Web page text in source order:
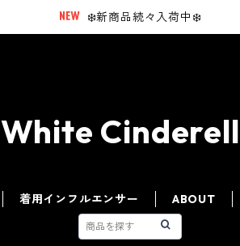
❄️新商品続々入荷中❄️
White
着用インフルエンサー ABOUT